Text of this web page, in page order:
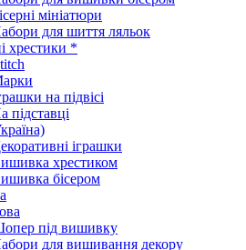
мініатюри
для шиття ляльок
хрестики *
на підвісі
підставці
іграшки
хрестиком
бісером
під вишивку
для вишивання декору